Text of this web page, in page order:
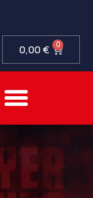
0,00€ 0